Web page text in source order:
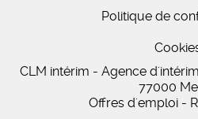
Politique de
CLM intérim - Agence
77000
Offres d'emploi -